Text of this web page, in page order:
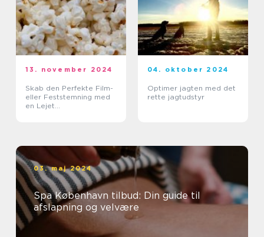
13. november 2024
Skab den Perfekte Film-
eller Feststemning med
en Lejet
04. oktober 2024
Optimer jagten med det
rette jagtudstyr
03. maj 2024
Spa København tilbud: Din guide til
afslapning og velvære